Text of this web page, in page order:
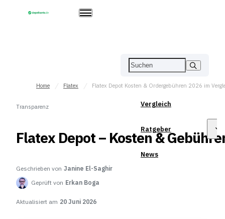
Vergleich
Ratgeber
News
Home Flatex Flatex Depot Kosten & Ordergebühren 2026 im
Transparenz
Flatex Depot – Kosten &
Geschrieben von Janine El-Saghir
Geprüft von Erkan Boga
Aktualisiert am 20 Juni 2026